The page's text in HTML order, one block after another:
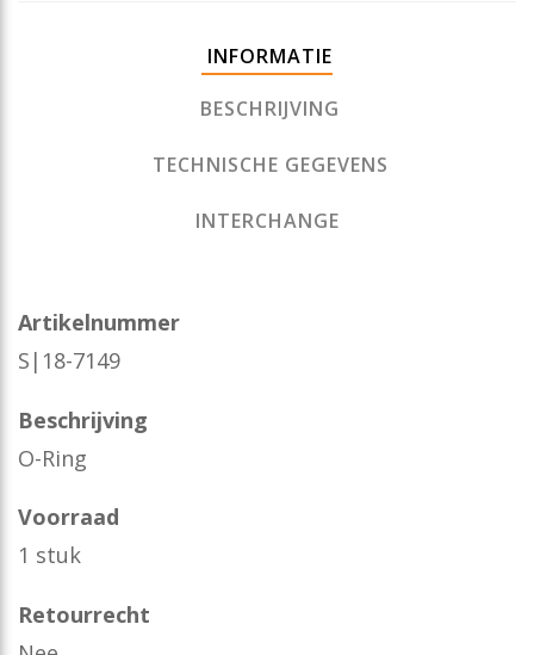
INFORMATIE
BESCHRIJVING
TECHNISCHE GEGEVENS
INTERCHANGE
Artikelnummer
S|18-7149
Beschrijving
O-Ring
Voorraad
1 stuk
Retourrecht